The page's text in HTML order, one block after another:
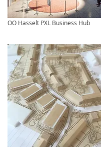
OO Hasselt PXL Business Hub